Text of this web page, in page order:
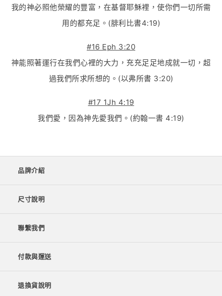
我的神必照他榮耀的豐富，在基督耶穌裡，使你們一切所需
用的都充足。(腓利比書4:19)
#16 Eph 3:20
神能照著運行在我們心裡的大力，充充足足地成就一切，超
過我們所求所想的。(以弗所書 3:20)
#17 1Jh 4:19
我們愛，因為神先愛我們。(約翰一書 4:19)
品牌介紹
尺寸說明
聯繫我們
付款與運送
退換貨說明